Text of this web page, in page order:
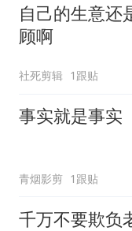
自己的生意还
顾啊
社死剪辑 1跟贴
事实就是事实
青烟影剪 1跟贴
千万不要欺负